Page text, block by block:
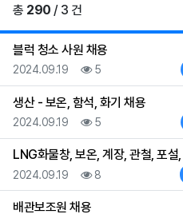
총 290 / 3 건
블럭 청소 사원 채용
등록일
2024.09.19 조회
5
생산 - 보온, 함석, 화기 채용
등록일
2024.09.19 조회
5
LNG화물창, 보온, 계장, 관철, 포
등록일
2024.09.19 조회
8
배관보조원 채용